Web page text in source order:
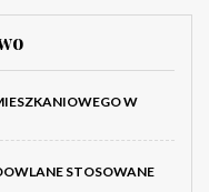
W
STOSOWANE